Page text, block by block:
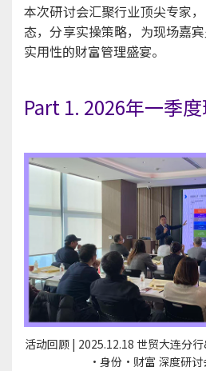
本次研讨会汇聚行业顶尖专家
态，分享实操策略，为现场嘉
实用性的财富管理盛宴。
Part 1. 2026年一季
活动回顾 | 2025.12.18 世贸大连分
·身份·财富 深度研